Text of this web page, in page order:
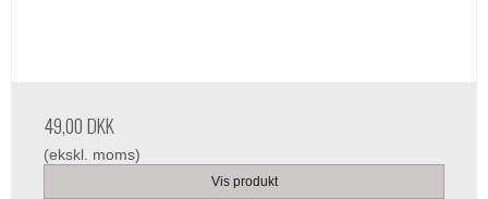
49,00 DKK
(ekskl. moms)
Vis produkt